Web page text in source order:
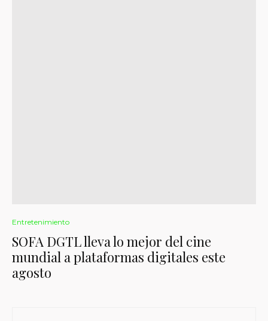
Entretenimiento
SOFA DGTL lleva lo mejor del cine
mundial a plataformas digitales este
agosto